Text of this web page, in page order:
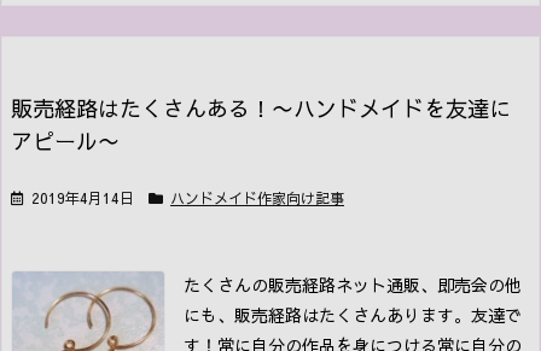
販売経路はたくさんある！〜ハンドメイドを友達に
アピール〜
2019年4月14日 ハンドメイド作家向け記事
たくさんの販売経路ネット通販、即売会の他
にも、販売経路はたくさんあります。友達で
す！ 常に自分の作品を身につける常に自分の